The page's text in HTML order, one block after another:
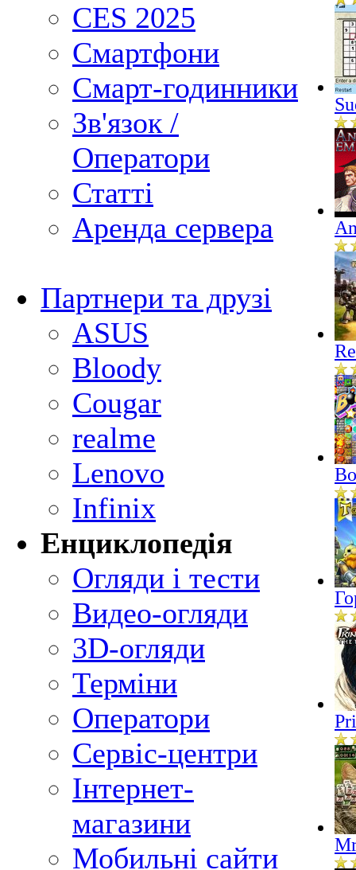
CES 2025
Смартфони
Смарт-годинники
Зв'язок /
Оператори
Статті
Аренда сервера
Партнери та друзі
ASUS
Bloody
Cougar
realme
Lenovo
Infinix
Енциклопедія
Огляди і тести
Видео-огляди
3D-огляди
Терміни
Оператори
Сервіс-центри
Інтернет-
магазини
Мобильні сайти